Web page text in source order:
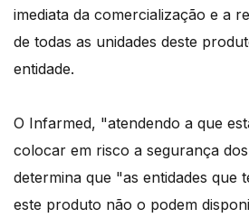
imediata da comercialização e a
de todas as unidades deste
entidade.
O Infarmed, "atendendo a que
colocar em risco a segurança
determina que "as entidades que
este produto não o podem